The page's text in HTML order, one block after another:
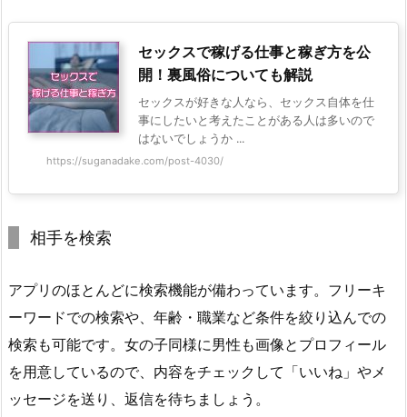
セックスで稼げる仕事と稼ぎ方を公
開！裏風俗についても解説
セックスが好きな人なら、セックス自体を仕
事にしたいと考えたことがある人は多いので
はないでしょうか ...
https://suganadake.com/post-4030/
相手を検索
アプリのほとんどに検索機能が備わっています。フリーキ
ーワードでの検索や、年齢・職業など条件を絞り込んでの
検索も可能です。女の子同様に男性も画像とプロフィール
を用意しているので、内容をチェックして「いいね」やメ
ッセージを送り、返信を待ちましょう。